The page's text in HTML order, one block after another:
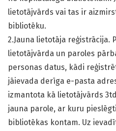
lietotājvārds vai tas ir
bibliotēku.
2.Jauna lietotāja reģistrācija.
lietotājvārda un paroles
personas datus, kādi
jāievada derīga e-pasta
izmantota kā lietotājvārds
jauna parole, ar kuru
bibliotēkas kontam. Uz